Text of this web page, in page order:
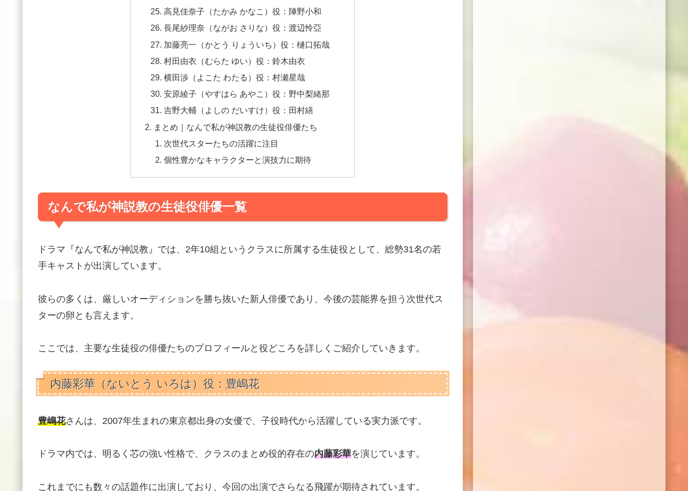
高見佳奈子（たかみ かなこ）役：陣野小和
長尾紗理奈（ながお さりな）役：渡辺怜亞
加藤亮一（かとう りょういち）役：樋口拓哉
村田由衣（むらた ゆい）役：鈴木由衣
横田渉（よこた わたる）役：村瀬星哉
安原綾子（やすはら あやこ）役：野中梨緒那
吉野大輔（よしの だいすけ）役：田村繕
まとめ｜なんで私が神説教の生徒役俳優たち
次世代スターたちの活躍に注目
個性豊かなキャラクターと演技力に期待
なんで私が神説教の生徒役俳優一覧
ドラマ『なんで私が神説教』では、2年10組というクラスに所属する生徒役として、総勢31名の若
手キャストが出演しています。
彼らの多くは、厳しいオーディションを勝ち抜いた新人俳優であり、今後の芸能界を担う次世代ス
ターの卵とも言えます。
ここでは、主要な生徒役の俳優たちのプロフィールと役どころを詳しくご紹介していきます。
内藤彩華（ないとう いろは）役：豊嶋花
豊嶋花さんは、2007年生まれの東京都出身の女優で、子役時代から活躍している実力派です。
ドラマ内では、明るく芯の強い性格で、クラスのまとめ役的存在の内藤彩華を演じています。
これまでにも数々の話題作に出演しており、今回の出演でさらなる飛躍が期待されています。